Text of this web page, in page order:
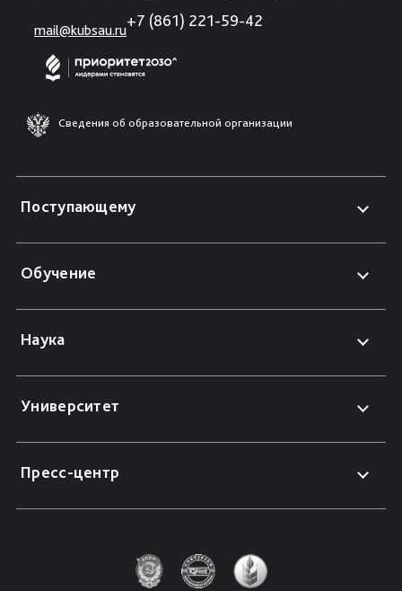
mail@kubsau.ru
+7 (861) 221-59-42
Сведения об образовательной организации
Поступающему
Обучение
Наука
Университет
Пресс-центр